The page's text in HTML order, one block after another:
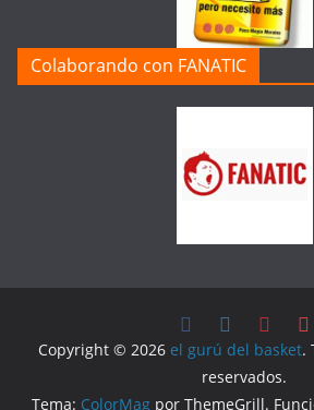
Colaborando con FANATIC
Copyright © 2026 el gurú del basket.
reservados.
Tema: ColorMagpor ThemeGrill.